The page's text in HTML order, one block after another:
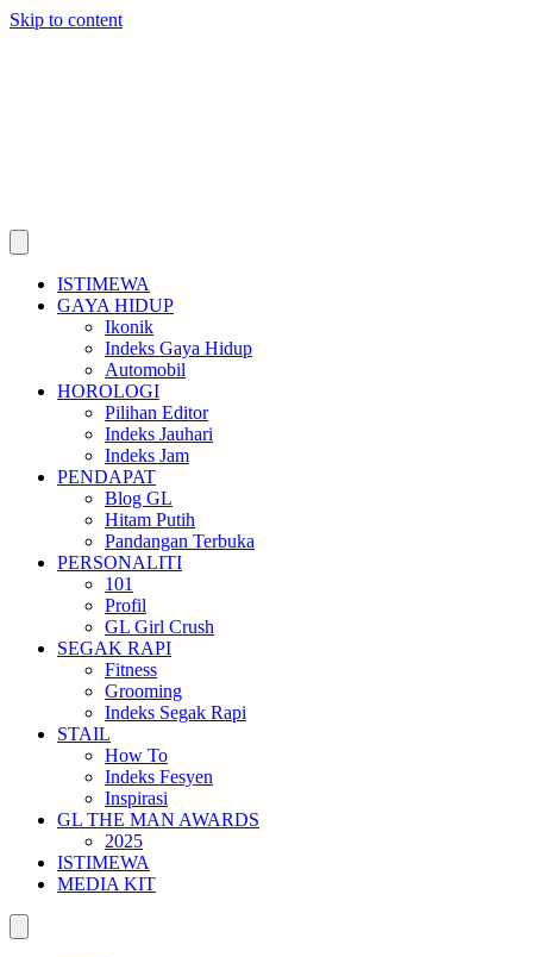
Skip to content
ISTIMEWA
GAYA HIDUP
Ikonik
Indeks Gaya Hidup
Automobil
HOROLOGI
Pilihan Editor
Indeks Jauhari
Indeks Jam
PENDAPAT
Blog GL
Hitam Putih
Pandangan Terbuka
PERSONALITI
101
Profil
GL Girl Crush
SEGAK RAPI
Fitness
Grooming
Indeks Segak Rapi
STAIL
How To
Indeks Fesyen
Inspirasi
GL THE MAN AWARDS
2025
ISTIMEWA
MEDIA KIT